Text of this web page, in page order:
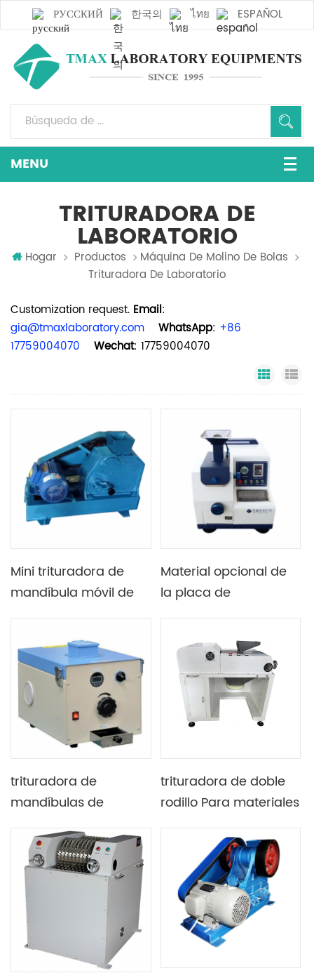
РУССКИЙ 한국의 ไทย ESPAÑOL
TRITURADORA DE
LABORATORIO
Hogar Productos
Máquina De Molino De Bolas
Trituradora De Laboratorio
Customization request. Email:
gia@tmaxlaboratory.com
WhatsApp: +86
17759004070
Wechat: 17759004070
Grid
Mini trituradora de
mandíbula móvil de
laboratorio para
preparación de
muestras de mineral
Material opcional de
la placa de
máquina trituradora
de mandíbula de
laboratorio
trituradora de
mandíbulas de
molino Con control de
tamaño digital
trituradora de doble
rodillo Para materiales